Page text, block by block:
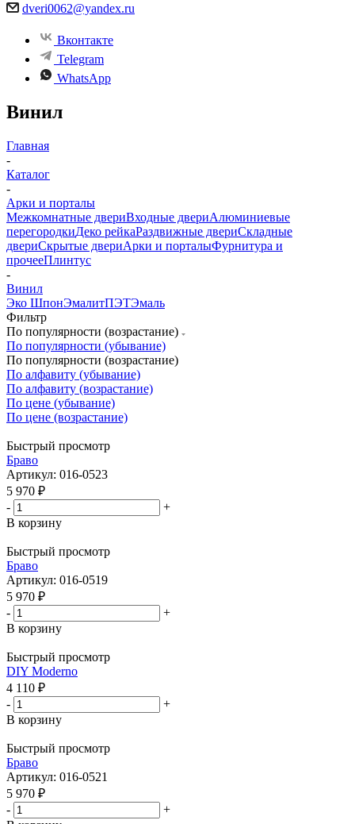
dveri0062@yandex.ru
Вконтакте
Telegram
WhatsApp
Винил
Главная
-
Каталог
-
Арки и порталы
Межкомнатные двериВходные двериАлюминиевые
перегородкиДеко рейкаРаздвижные двериСкладные
двериСкрытые двериАрки и порталыФурнитура и
прочееПлинтус
-
Винил
Эко ШпонЭмалитПЭТЭмаль
Фильтр
По популярности (возрастание)
По популярности (убывание)
По популярности (возрастание)
По алфавиту (убывание)
По алфавиту (возрастание)
По цене (убывание)
По цене (возрастание)
Быстрый просмотр
Бравo
Артикул: 016-0523
5 970 ₽
-
+
В корзину
Быстрый просмотр
Бравo
Артикул: 016-0519
5 970 ₽
-
+
В корзину
Быстрый просмотр
DIY Moderno
4 110 ₽
-
+
В корзину
Быстрый просмотр
Бравo
Артикул: 016-0521
5 970 ₽
-
+